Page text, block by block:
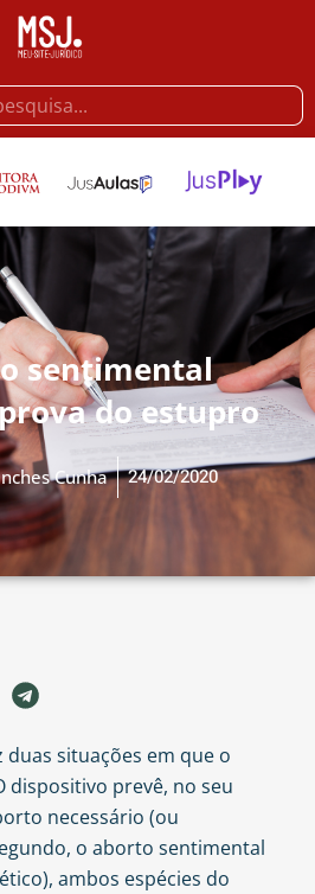
sentimental
do estupro
Cunha 24/02/2020
duas situações em que o
dispositivo prevê, no seu
necessário (ou
o aborto sentimental
ambos espécies do